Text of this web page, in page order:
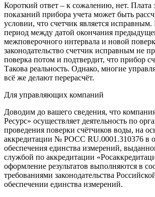
Короткий ответ – к сожалению, нет. Плата
показаний прибора учета может быть
условии, что счетчик является
период между датой окончания
межповерочного интервала и новой
законодательство счетчик исправным не
поверка потом и подтвердит, что прибор
Такова реальность. Однако, многие
всё же делают перерасчёт.
Для управляющих компаний
Доводим до вашего сведения, что
Ресурс» осуществляет деятельность по
проведения поверки счётчиков воды, на
аккредитации № РОСС RU.0001.310376 в
обеспечения единства измерений,
службой по аккредитации
оформление результатов выполняются в
требованиями законодательства
обеспечении единства измерений.